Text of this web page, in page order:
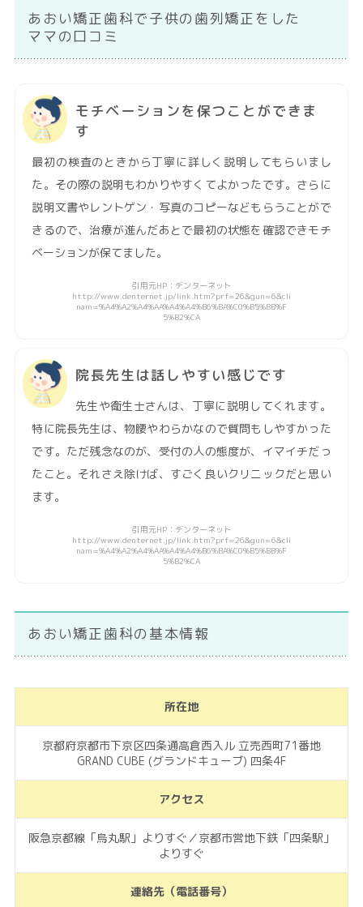
あおい矯正歯科で子供の歯列矯正をした
ママの口コミ
モチベーションを保つことができま
す
最初の検査のときから丁寧に詳しく説明してもらいまし
た。その際の説明もわかりやすくてよかったです。さらに
説明文書やレントゲン・写真のコピーなどもらうことがで
きるので、治療が進んだあとで最初の状態を確認できモチ
ベーションが保てました。
引用元HP：デンターネット
http://www.denternet.jp/link.htm?prf=26&gun=6&cli
nam=%A4%A2%A4%AA%A4%A4%B6%BA%C0%B5%BB%F
5%B2%CA
院長先生は話しやすい感じです
先生や衛生士さんは、丁寧に説明してくれます。
特に院長先生は、物腰やわらかなので質問もしやすかった
です。ただ残念なのが、受付の人の態度が、イマイチだっ
たこと。それさえ除けば、すごく良いクリニックだと思い
ます。
引用元HP：デンターネット
http://www.denternet.jp/link.htm?prf=26&gun=6&cli
nam=%A4%A2%A4%AA%A4%A4%B6%BA%C0%B5%BB%F
5%B2%CA
あおい矯正歯科の基本情報
所在地
京都府京都市下京区四条通高倉西入ル 立売西町71番地
GRAND CUBE (グランドキューブ) 四条4F
アクセス
阪急京都線「烏丸駅」よりすぐ／京都市営地下鉄「四条駅」
よりすぐ
連絡先（電話番号）